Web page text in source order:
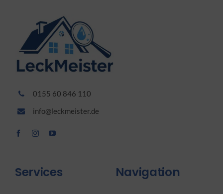
0155 60 846 110
info@leckmeister.de
Services Navigation